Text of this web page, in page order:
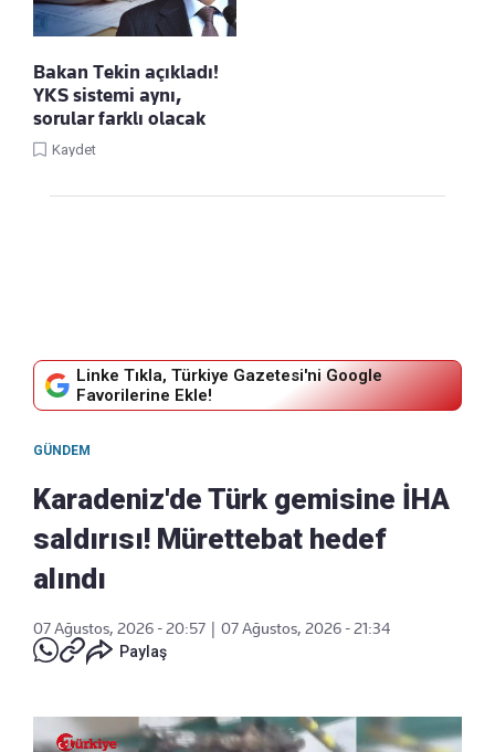
Bakan Tekin açıkladı!
YKS sistemi aynı,
sorular farklı olacak
Kaydet
Linke Tıkla, Türkiye Gazetesi'ni Google
Favorilerine Ekle!
GÜNDEM
Karadeniz'de Türk gemisine İHA
saldırısı! Mürettebat hedef
alındı
07 Ağustos, 2026 - 20:57
07 Ağustos, 2026 - 21:34
Paylaş